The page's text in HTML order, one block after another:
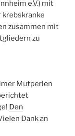
e.V.) mit
krebskranke
zusammen mit
zu
Mutperlen
Den
Dank an